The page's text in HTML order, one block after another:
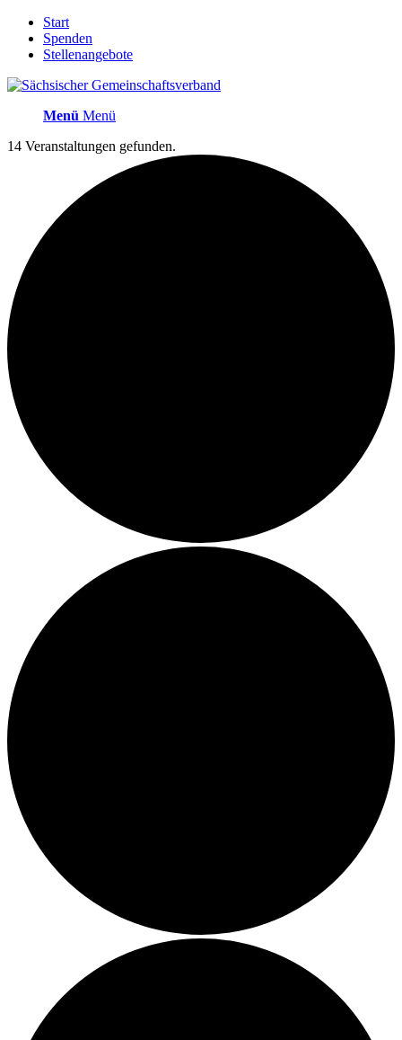
Start
Spenden
Stellenangebote
Menü Menü
14 Veranstaltungen gefunden.